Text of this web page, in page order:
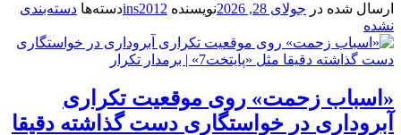
ارسال شده در جولای 28, 2026 نویسنده ins2012دسته‌ها دسته‌بندی
نشده
«اسباب زحمت» روی موقعیت تکراری
آبروداری در خواستگاری دست گذاشته دقیقا